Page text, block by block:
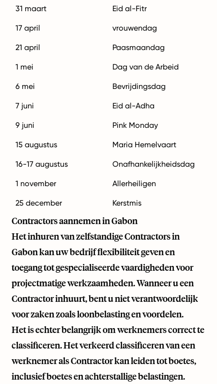
31 maart Eid al-Fitr
17 april vrouwendag
21 april Paasmaandag
1 mei Dag van de Arbeid
6 mei Bevrijdingsdag
7 juni Eid al-Adha
9 juni Pink Monday
15 augustus Maria Hemelvaart
16-17 augustus Onafhankelijkheidsdag
1 november Allerheiligen
25 december Kerstmis
Contractors aannemen in Gabon
Het inhuren van zelfstandige Contractors in
Gabon kan uw bedrijf flexibiliteit geven en
toegang tot gespecialiseerde vaardigheden voor
projectmatige werkzaamheden. Wanneer u een
Contractor inhuurt, bent u niet verantwoordelijk
voor zaken zoals loonbelasting en voordelen.
Het is echter belangrijk om werknemers correct te
classificeren. Het verkeerd classificeren van een
werknemer als Contractor kan leiden tot boetes,
inclusief boetes en achterstallige belastingen.